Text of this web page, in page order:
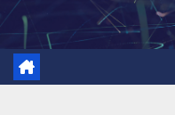
Перейти
содержимому